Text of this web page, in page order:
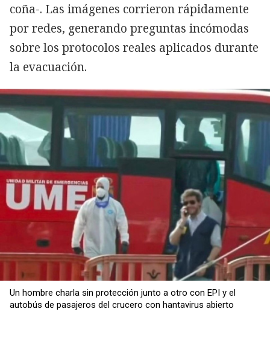
coña-. Las imágenes corrieron rápidamente
por redes, generando preguntas incómodas
sobre los protocolos reales aplicados durante
la evacuación.
Un hombre charla sin protección junto a otro con EPI y el
autobús de pasajeros del crucero con hantavirus abierto